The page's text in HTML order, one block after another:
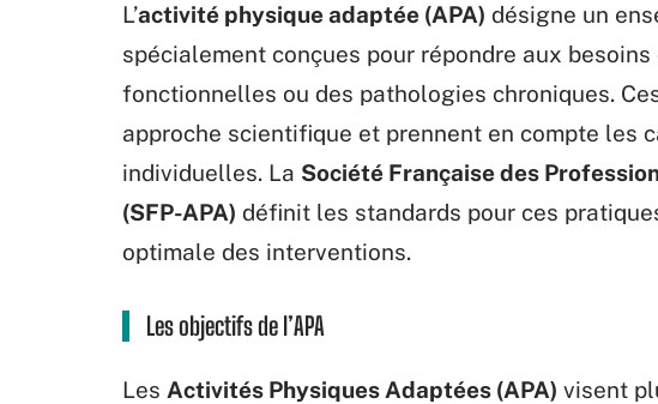
L’activité physique adaptée (APA) désigne un
spécialement conçues pour répondre aux
fonctionnelles ou des pathologies chroniques.
approche scientifique et prennent en compte les
individuelles. La Société Française des
(SFP-APA) définit les standards pour ces
optimale des interventions.
Les objectifs de l’APA
Les Activités Physiques Adaptées (APA) visent